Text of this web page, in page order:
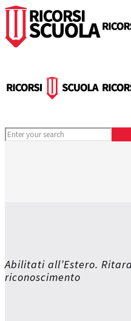
Abilitati all’Estero.
riconoscimento